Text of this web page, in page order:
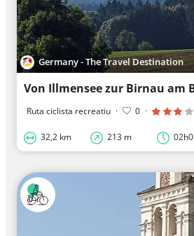
Germany - The Travel Destination
Von Illmensee zur Birnau am
Ruta ciclista recreatiu · 0 ·
32,2 km 213 m